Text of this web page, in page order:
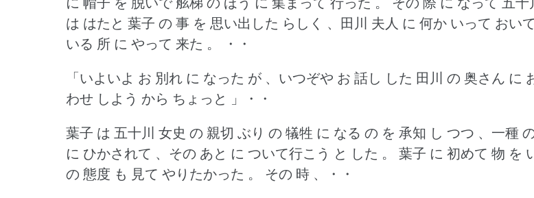
は はたと 葉子 の 事 を 思い出した らしく 、田川 夫人 に 何か いって おい
いる 所 に やって 来た 。
・・
「いよいよ お 別れ に なった が 、いつぞや お 話し した 田川 の 奥さん に
わせ しよう から ちょっと 」・・
葉子 は 五十川 女史 の 親切 ぶり の 犠牲 に なる の を 承知 し つつ 、一種
に ひかされて 、その あと に ついて行こう と した 。
葉子 に 初めて 物 を
の 態度 も 見て やりたかった 。
その 時 、・・